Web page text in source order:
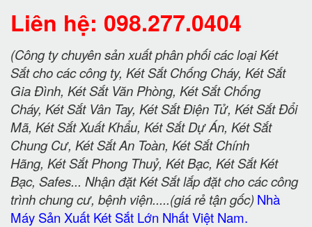
Liên hệ: 098.277.0404
(Công ty chuyên sản xuất phân phối các loại Két
Sắt cho các công ty, Két Sắt Chống Cháy, Két Sắt
Gia Đình, Két Sắt Văn Phòng, Két Sắt Chống
Cháy, Két Sắt Vân Tay, Két Sắt Điện Tử, Két Sắt Đổi
Mã, Két Sắt Xuất Khẩu, Két Sắt Dự Án, Két Sắt
Chung Cư, Két Sắt An Toàn, Két Sắt Chính
Hãng, Két Sắt Phong Thuỷ, Két Bạc, Két Sắt Két
Bạc, Safes... Nhận đặt Két Sắt lắp đặt cho các công
trình chung cư, bệnh viện.....(giá rẻ tận gốc) Nhà
Máy Sản Xuất Két Sắt Lớn Nhất Việt Nam.